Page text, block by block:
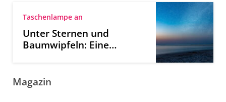
Taschenlampe an
Unter Sternen und
Baumwipfeln: Eine
Magazin